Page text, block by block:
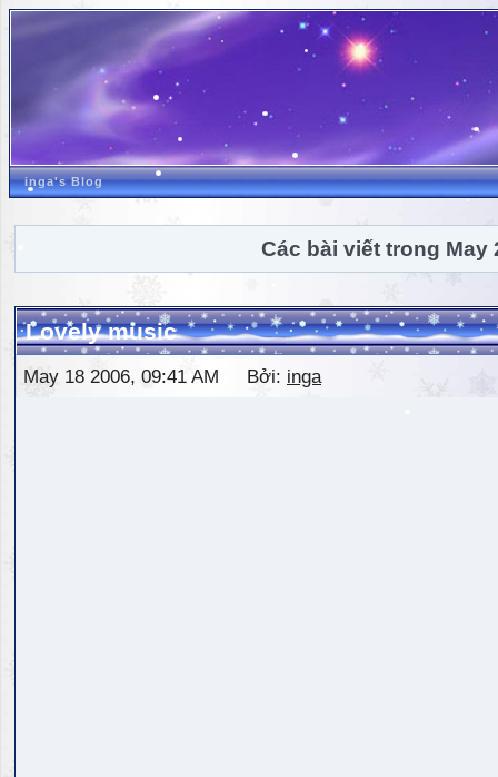
inga's Blog
Các bài viết trong May
Lovely music
May 18 2006, 09:41 AM Bởi: inga